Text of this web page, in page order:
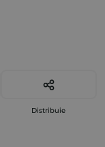
Distribuie